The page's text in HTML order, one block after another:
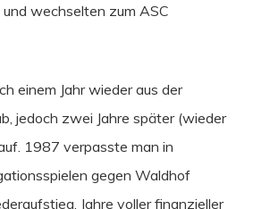
und wechselten zum ASC
einem Jahr wieder aus der
jedoch zwei Jahre später (wieder
1987 verpasste man in
gegen Waldhof
Jahre voller finanzieller